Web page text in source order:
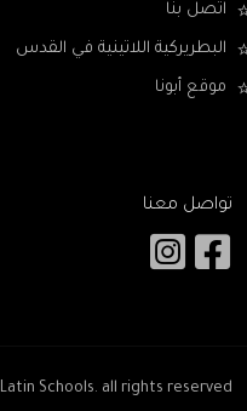
اتصل بنا
البطريركية اللاتينية في القدس
موقع أبونا
تواصل معنا
Latin Schools. all rights reserved.